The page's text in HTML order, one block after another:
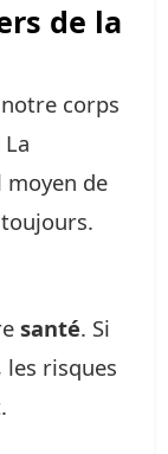
de la
corps
de
santé. Si
les risques